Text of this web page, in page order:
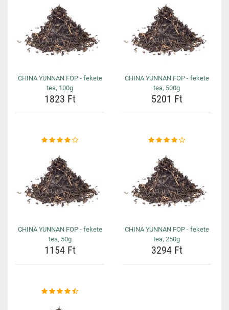
CHINA YUNNAN FOP - fekete
tea, 100g
1823 Ft
CHINA YUNNAN FOP - fekete
tea, 500g
5201 Ft
CHINA YUNNAN FOP - fekete
tea, 50g
1154 Ft
CHINA YUNNAN FOP - fekete
tea, 250g
3294 Ft